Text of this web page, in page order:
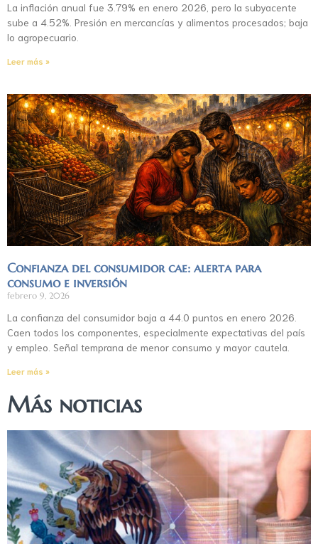
La inflación anual fue 3.79% en enero 2026, pero la subyacente
sube a 4.52%. Presión en mercancías y alimentos procesados; baja
lo agropecuario.
Leer más »
Confianza del consumidor cae: alerta para
consumo e inversión
febrero 9, 2026
La confianza del consumidor baja a 44.0 puntos en enero 2026.
Caen todos los componentes, especialmente expectativas del país
y empleo. Señal temprana de menor consumo y mayor cautela.
Leer más »
Más noticias